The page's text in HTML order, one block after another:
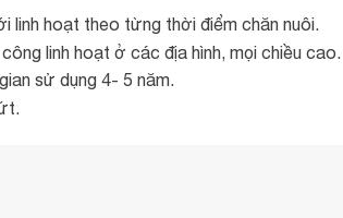
linh hoạt theo từng thời điểm chăn nuôi.
linh hoạt ở các địa hình, mọi chiều cao.
sử dụng 4- 5 năm.